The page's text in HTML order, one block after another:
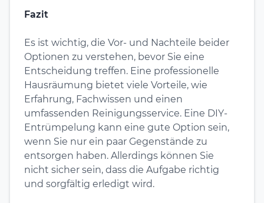
Fazit
Es ist wichtig, die Vor- und Nachteile beider
Optionen zu verstehen, bevor Sie eine
Entscheidung treffen. Eine professionelle
Hausräumung bietet viele Vorteile, wie
Erfahrung, Fachwissen und einen
umfassenden Reinigungsservice. Eine DIY-
Entrümpelung kann eine gute Option sein,
wenn Sie nur ein paar Gegenstände zu
entsorgen haben. Allerdings können Sie
nicht sicher sein, dass die Aufgabe richtig
und sorgfältig erledigt wird.